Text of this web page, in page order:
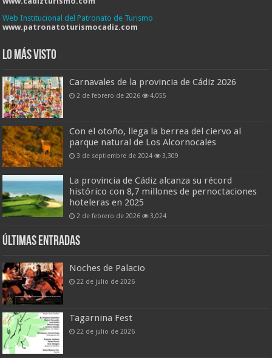
Web Institucional del Patronato de Turismo
www.patronatoturismocadiz.com
Lo más visto
Carnavales de la provincia de Cádiz 2026
2 de febrero de 2026 4,055
Con el otoño, llega la berrea del ciervo al
parque natural de Los Alcornocales
3 de septiembre de 2024 3,309
La provincia de Cádiz alcanza su récord
histórico con 8,7 millones de pernoctaciones
hoteleras en 2025
2 de febrero de 2026 3,024
Últimas entradas
Noches de Palacio
22 de julio de 2026
Tagarnina Fest
22 de julio de 2026